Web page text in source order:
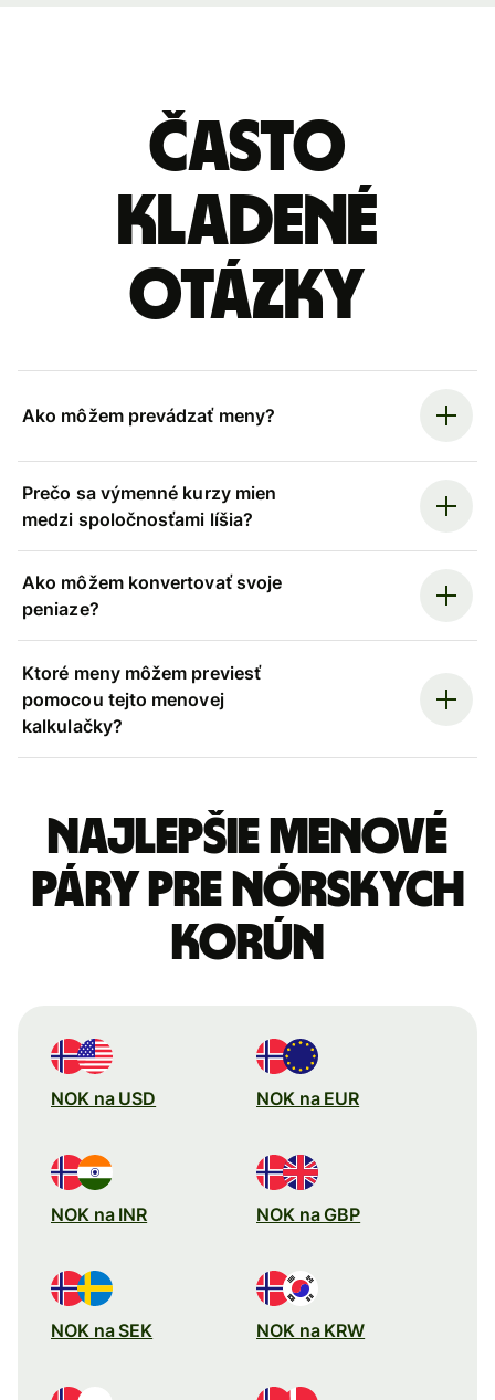
Často
kladené
otázky
Ako môžem prevádzať meny?
Prečo sa výmenné kurzy mien
medzi spoločnosťami líšia?
Ako môžem konvertovať svoje
peniaze?
Ktoré meny môžem previesť
pomocou tejto menovej
kalkulačky?
Najlepšie menové
páry pre Nórskych
korún
NOK na USD NOK na EUR
NOK na INR NOK na GBP
NOK na SEK NOK na KRW